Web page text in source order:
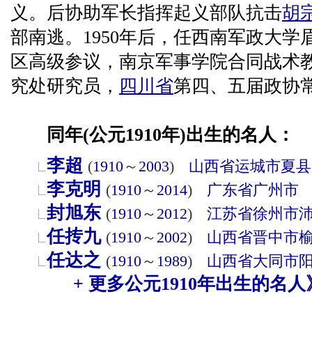
义。后协助军长指挥起义部队抗击胡
部南逃。1950年后，任西南军政大学
区高级参议，南京军事学院合同战术
究处研究员， 四川省第四、五届政协
同年(公元1910年)出生的名人：
李超 (1910～ 2003) 山西省运城市夏县
李克明 (1910～ 2014) 广东省广州市
封旭东 (1910～ 2012) 江苏省徐州市
任抟九 (1910～ 2002) 山西省晋中市
任达之 (1910～ 1989) 山西省大同市
+ 更多公元1910年出生的名人